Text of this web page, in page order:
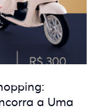
a Uma